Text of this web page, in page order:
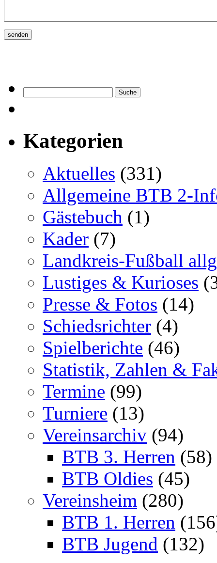
Kategorien
Aktuelles (331)
Allgemeine BTB 2-
Gästebuch (1)
Kader (7)
Landkreis-Fußball
Lustiges & Kurioses
Presse & Fotos (14)
Schiedsrichter (4)
Spielberichte (46)
Statistik, Zahlen &
Termine (99)
Turniere (13)
Vereinsarchiv (94)
BTB 3. Herren (58)
BTB Oldies (45)
Vereinsheim (280)
BTB 1. Herren
BTB Jugend (132)